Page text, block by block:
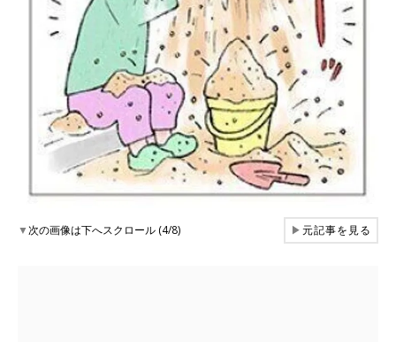
▼次の画像は下へスクロール (4/8) ▶元記事を見る